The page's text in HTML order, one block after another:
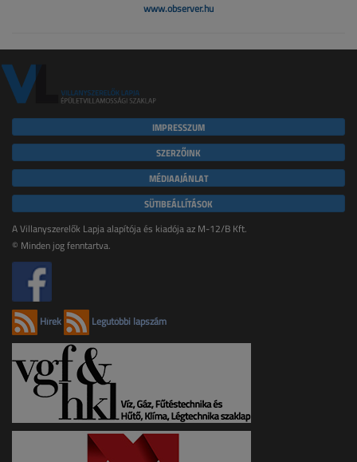
www.observer.hu
IMPRESSZUM
SZERZŐINK
MÉDIAAJÁNLAT
SÜTIBEÁLLÍTÁSOK
A Villanyszerelők Lapja alapítója és kiadója az M-12/B Kft.
© Minden jog fenntartva.
Hírek Legutóbbi lapszám